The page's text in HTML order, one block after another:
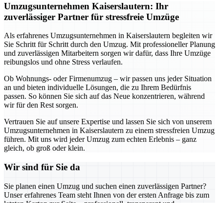
Umzugsunternehmen Kaiserslautern: Ihr
zuverlässiger Partner für stressfreie Umzüge
Als erfahrenes Umzugsunternehmen in Kaiserslautern begleiten wir
Sie Schritt für Schritt durch den Umzug. Mit professioneller Planung
und zuverlässigen Mitarbeitern sorgen wir dafür, dass Ihre Umzüge
reibungslos und ohne Stress verlaufen.
Ob Wohnungs- oder Firmenumzug – wir passen uns jeder Situation
an und bieten individuelle Lösungen, die zu Ihrem Bedürfnis
passen. So können Sie sich auf das Neue konzentrieren, während
wir für den Rest sorgen.
Vertrauen Sie auf unsere Expertise und lassen Sie sich von unserem
Umzugsunternehmen in Kaiserslautern zu einem stressfreien Umzug
führen. Mit uns wird jeder Umzug zum echten Erlebnis – ganz
gleich, ob groß oder klein.
Wir sind für Sie da
Sie planen einen Umzug und suchen einen zuverlässigen Partner?
Unser erfahrenes Team steht Ihnen von der ersten Anfrage bis zum